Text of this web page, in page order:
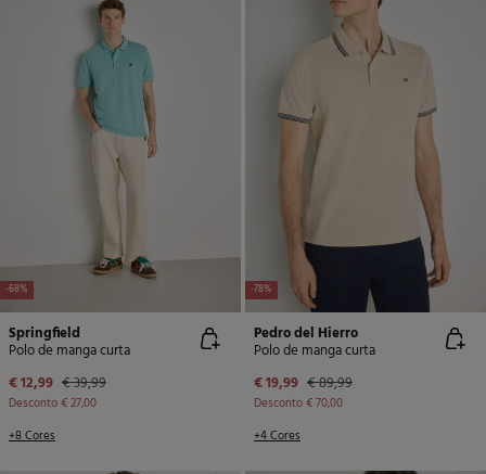
-68%
Springfield
Polo de manga curta
€ 12,99 € 39,99
Desconto€ 27,00
+8 Cores
-78%
Pedro del Hierro
Polo de manga curta
€ 19,99 € 89,99
Desconto€ 70,00
+4 Cores